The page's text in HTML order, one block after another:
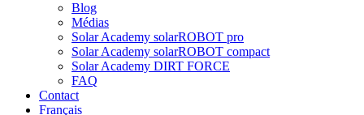
Blog
Médias
Solar Academy solarROBOT pro
Solar Academy solarROBOT compact
Solar Academy DIRT FORCE
FAQ
Contact
Français